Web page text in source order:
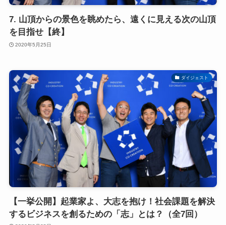
7. 山頂からの景色を眺めたら、遠くに見える次の山頂
を目指せ【終】
2020年5月25日
ダイジェスト
【一挙公開】起業家よ、大志を抱け！社会課題を解決
するビジネスを創るための「志」とは？（全7回）